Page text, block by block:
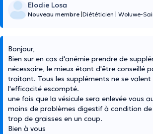
Elodie Losa
Nouveau membre Diététicien Woluwe-
Bonjour,
Bien sur en cas d'anémie prendre de
nécessaire, le mieux étant d'être conseillé
traitant. Tous les suppléments ne se
l'efficacité escompté.
une fois que la vésicule sera enlevée vous
moins de problèmes digestif à condition
trop de graisses en un coup.
Bien à vous